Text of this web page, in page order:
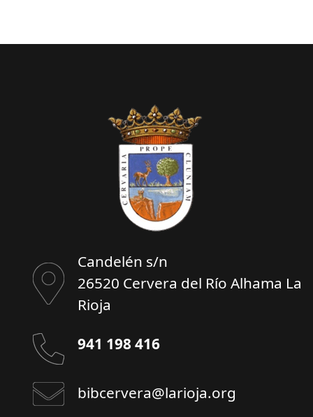
Candelén s/n
26520 Cervera del Río Alhama La
Rioja
941 198 416
bibcervera@larioja.org